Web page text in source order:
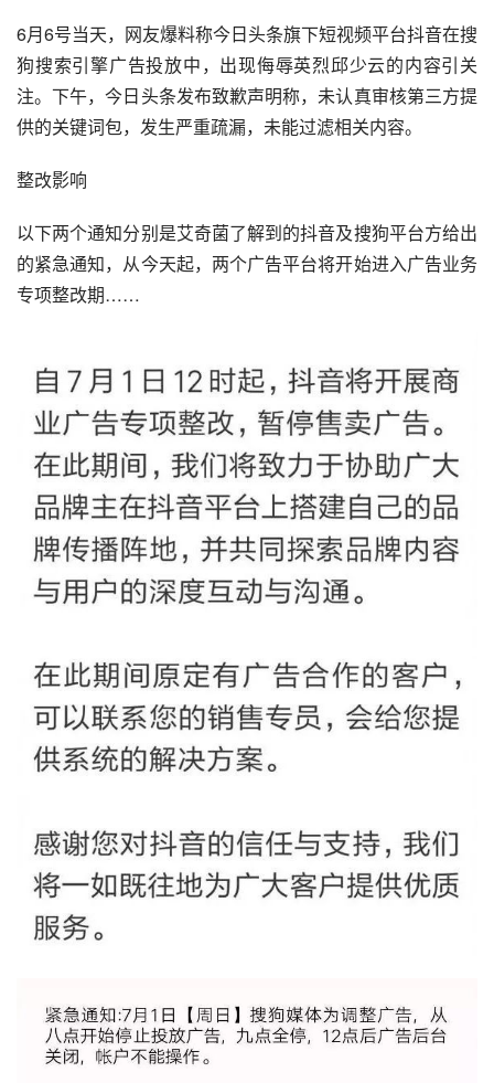
6月6号当天，网友爆料称今日头条旗下短视频平台抖音在搜
狗搜索引擎广告投放中，出现侮辱英烈邱少云的内容引关
注。下午，今日头条发布致歉声明称，未认真审核第三方提
供的关键词包，发生严重疏漏，未能过滤相关内容。
整改影响
以下两个通知分别是艾奇菌了解到的抖音及搜狗平台方给出
的紧急通知，从今天起，两个广告平台将开始进入广告业务
专项整改期……